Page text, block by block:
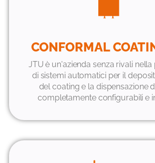
CONFORMAL
JTU è un'azienda senza rivali
di sistemi automatici per il
del coating e la dispensazione
completamente configurabili e